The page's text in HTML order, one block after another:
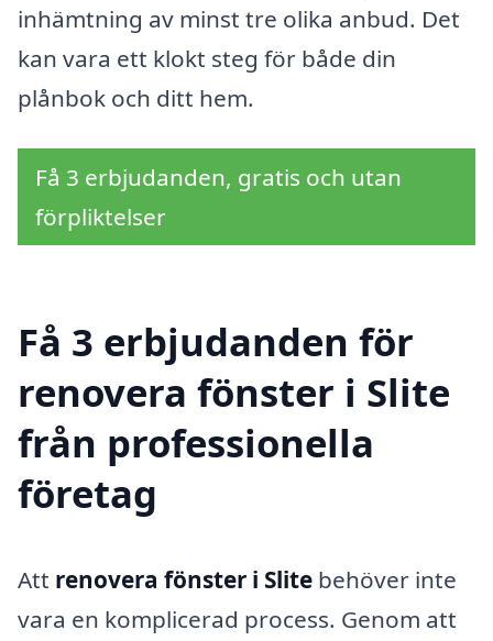
inhämtning av minst tre olika anbud. Det
kan vara ett klokt steg för både din
plånbok och ditt hem.
Få 3 erbjudanden, gratis och utan
förpliktelser
Få 3 erbjudanden för
renovera fönster i Slite
från professionella
företag
Att renovera fönster i Slite behöver inte
vara en komplicerad process. Genom att